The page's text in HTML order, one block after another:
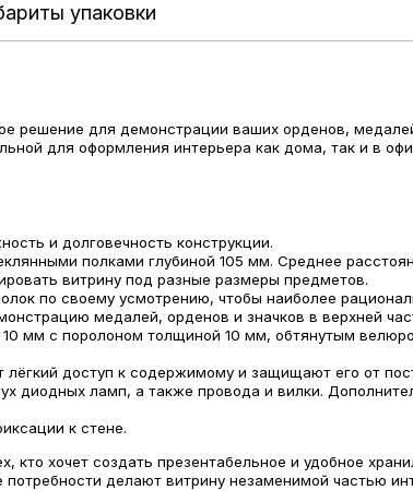
упаковки
решение для демонстрации ваших орденов,
для оформления интерьера как дома, так и в
и долговечность конструкции.
полками глубиной 105 мм. Среднее
витрину под разные размеры предметов.
по своему усмотрению, чтобы наиболее
медалей, орденов и значков в верхней
мм с поролоном толщиной 10 мм, обтянутым
доступ к содержимому и защищают его от
диодных ламп, а также провода и вилки.
к стене.
кто хочет создать презентабельное и удобное
делают витрину незаменимой частью